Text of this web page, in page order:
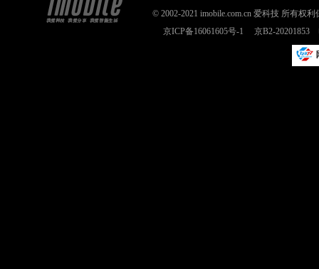
© 2002-2021 imobile.com.cn 爱科技 所有权
京ICP备16061605号-1
京B2-20201853